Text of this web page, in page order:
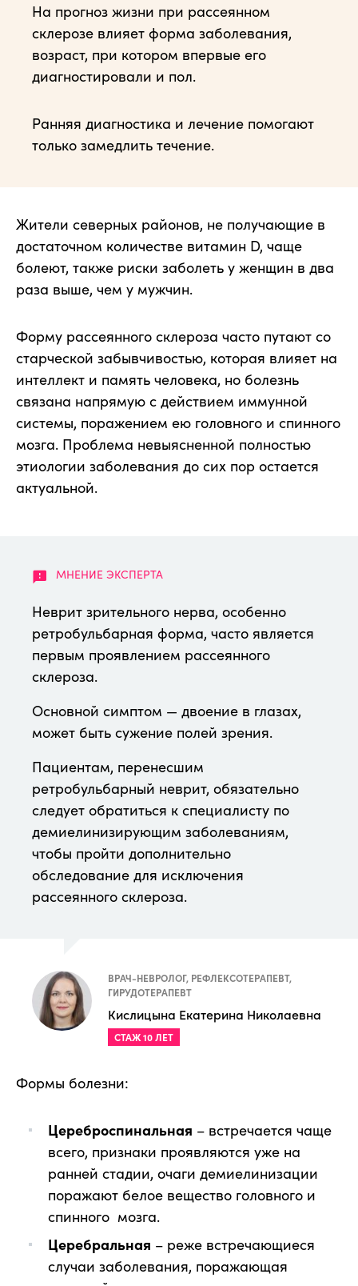
На прогноз жизни при рассеянном
склерозе влияет форма заболевания,
возраст, при котором впервые его
диагностировали и пол.
Ранняя диагностика и лечение помогают
только замедлить течение.
Жители северных районов, не получающие в
достаточном количестве витамин D, чаще
болеют, также риски заболеть у женщин в два
раза выше, чем у мужчин.
Форму рассеянного склероза часто путают со
старческой забывчивостью, которая влияет на
интеллект и память человека, но болезнь
связана напрямую с действием иммунной
системы, поражением ею головного и спинного
мозга. Проблема невыясненной полностью
этиологии заболевания до сих пор остается
актуальной.
Неврит зрительного нерва, особенно
ретробульбарная форма, часто является
первым проявлением рассеянного
склероза.
Основной симптом — двоение в глазах,
может быть сужение полей зрения.
Пациентам, перенесшим
ретробульбарный неврит, обязательно
следует обратиться к специалисту по
демиелинизирующим заболеваниям,
чтобы пройти дополнительно
обследование для исключения
рассеянного склероза.
ВРАЧ-НЕВРОЛОГ, РЕФЛЕКСОТЕРАПЕВТ,
ГИРУДОТЕРАПЕВТ
Кислицына Екатерина Николаевна
СТАЖ 10 ЛЕТ
Формы болезни:
Цереброспинальная – встречается чаще
всего, признаки проявляются уже на
ранней стадии, очаги демиелинизации
поражают белое вещество головного и
спинного мозга.
Церебральная – реже встречающиеся
случаи заболевания, поражающая